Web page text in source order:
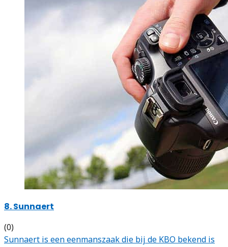
8. Sunnaert
(0)
Sunnaert is een eenmanszaak die bij de KBO bekend is